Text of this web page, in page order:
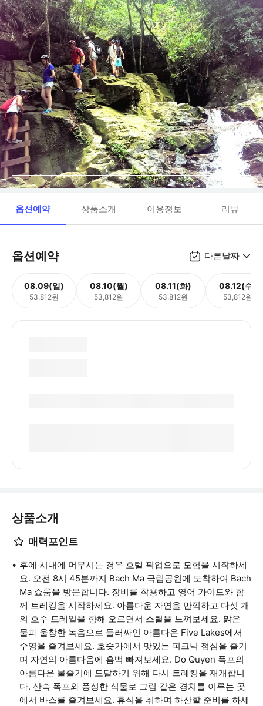
옵션예약 상품소개 이용정보 리뷰
옵션예약 다른날짜
08.09(일)
53,812원
08.10(월)
53,812원
08.11(화)
53,812원
08.12(수)
53,812원
상품소개
매력포인트
후에 시내에 머무시는 경우 호텔 픽업으로 모험을 시작하세
요. 오전 8시 45분까지 Bach Ma 국립공원에 도착하여 Bach
Ma 쇼룸을 방문합니다. 장비를 착용하고 영어 가이드와 함
께 트레킹을 시작하세요. 아름다운 자연을 만끽하고 다섯 개
의 호수 트레일을 향해 오르면서 스릴을 느껴보세요. 맑은
물과 울창한 녹음으로 둘러싸인 아름다운 Five Lakes에서
수영을 즐겨보세요. 호숫가에서 맛있는 피크닉 점심을 즐기
며 자연의 아름다움에 흠뻑 빠져보세요. Do Quyen 폭포의
아름다운 물줄기에 도달하기 위해 다시 트레킹을 재개합니
다. 산속 폭포와 풍성한 식물로 그림 같은 경치를 이루는 곳
에서 바스를 즐겨보세요. 휴식을 취하며 하산할 준비를 하세